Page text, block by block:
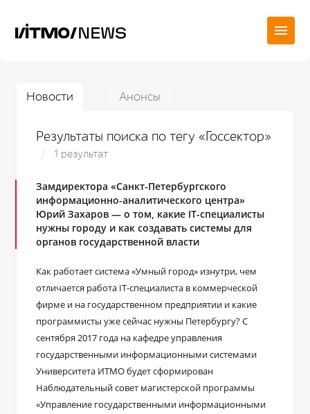
Новости Анонсы
Результаты поиска по тегу «Госсектор»
1 результат
Замдиректора «Санкт-Петербургского
информационно-аналитического центра»
Юрий Захаров — о том, какие IT-специалисты
нужны городу и как создавать системы для
органов государственной власти
Как работает система «Умный город» изнутри, чем
отличается работа IT-специалиста в коммерческой
фирме и на государственном предприятии и какие
программисты уже сейчас нужны Петербургу? С
сентября 2017 года на кафедре управления
государственными информационными системами
Университета ИТМО будет сформирован
Наблюдательный совет магистерской программы
«Управление государственными информационными